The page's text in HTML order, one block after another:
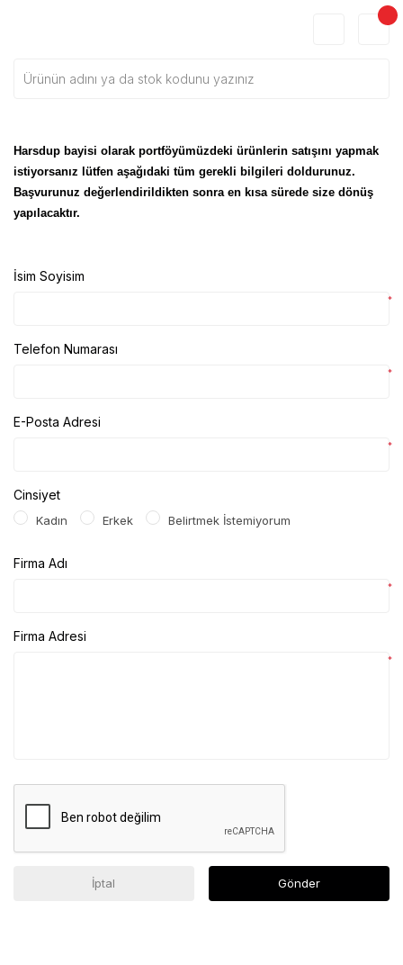
Harsdup bayisi olarak portföyümüzdeki ürünlerin satışını yapmak
istiyorsanız lütfen aşağıdaki tüm gerekli bilgileri doldurunuz.
Başvurunuz değerlendirildikten sonra en kısa sürede size dönüş
yapılacaktır.
İsim Soyisim
*
Telefon Numarası
*
E-Posta Adresi
*
Cinsiyet
Kadın Erkek Belirtmek İstemiyorum
Firma Adı
*
Firma Adresi
*
İptal Gönder